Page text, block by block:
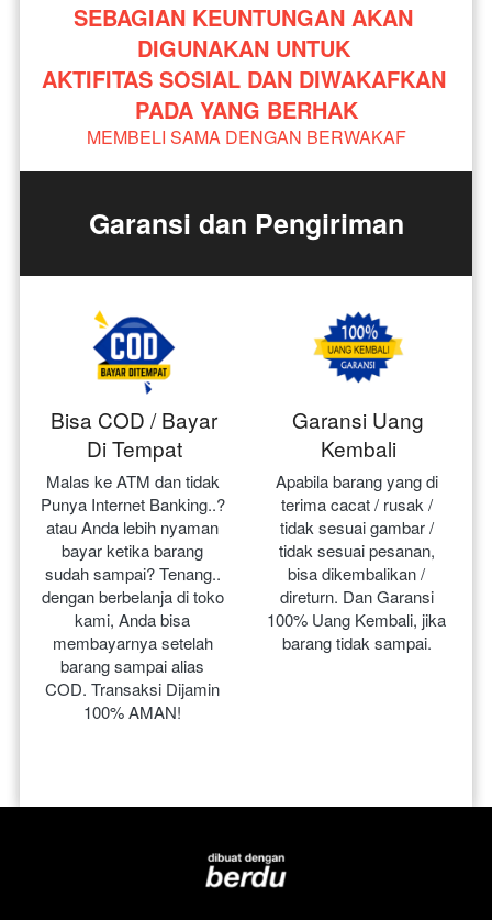
SEBAGIAN KEUNTUNGAN AKAN
DIGUNAKAN UNTUK
AKTIFITAS SOSIAL DAN DIWAKAFKAN
PADA YANG BERHAK
MEMBELI SAMA DENGAN BERWAKAF
Garansi dan Pengiriman
Bisa COD / Bayar
Di Tempat
Malas ke ATM dan tidak
Punya Internet Banking..?
atau Anda lebih nyaman
bayar ketika barang
sudah sampai? Tenang..
dengan berbelanja di toko
kami, Anda bisa
membayarnya setelah
barang sampai alias
COD. Transaksi Dijamin
100% AMAN!
Garansi Uang
Kembali
Apabila barang yang di
terima cacat / rusak /
tidak sesuai gambar /
tidak sesuai pesanan,
bisa dikembalikan /
direturn. Dan Garansi
100% Uang Kembali, jika
barang tidak sampai.